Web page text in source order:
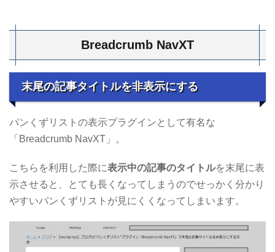
Breadcrumb NavXT
末尾の記事タイトルを非表示にする
パンくずリストの表示プラグインとして有名な
「Breadcrumb NavXT」。
こちらを利用した際に表示中の記事のタイトルを末尾に表
示させると、とても長くなってしまうのでせっかく分かり
やすいパンくずリストが見にくくなってしまいます。